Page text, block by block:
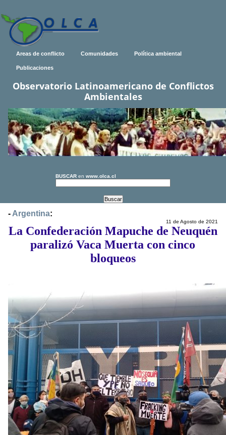
Areas de conflicto Comunidades Política ambiental
Publicaciones
Observatorio Latinoamericano de Conflictos
Ambientales
BUSCAR en www.olca.cl
- Argentina:
11 de Agosto de 2021
La Confederación Mapuche de Neuquén
paralizó Vaca Muerta con cinco
bloqueos